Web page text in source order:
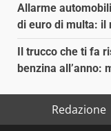
Allarme
di euro di multa:
Il trucco che ti fa
benzina all’anno:
Redazione